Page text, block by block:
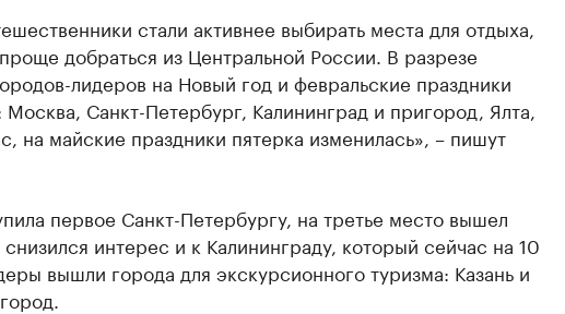
стали активнее выбирать места для отдыха,
добраться из Центральной России. В разрезе
лидеров на Новый год и февральские праздники
Москва, Санкт-Петербург, Калининград и пригород, Ялта,
на майские праздники пятерка изменилась», – пишут
первое Санкт-Петербургу, на третье место вышел
интерес и к Калининграду, который сейчас на 10
вышли города для экскурсионного туризма: Казань и